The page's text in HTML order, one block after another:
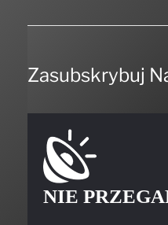
Zasubskrybuj
NIE